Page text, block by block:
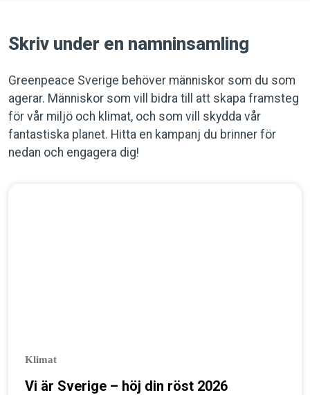
Skriv under en namninsamling
Greenpeace Sverige behöver människor som du som
agerar. Människor som vill bidra till att skapa framsteg
för vår miljö och klimat, och som vill skydda vår
fantastiska planet. Hitta en kampanj du brinner för
nedan och engagera dig!
Klimat
Vi är Sverige – höj din röst 2026